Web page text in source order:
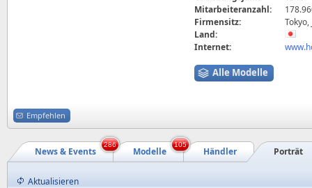
Mitarbeiteranzahl:
Firmensitz:
Tokyo,
Land:
Internet:
Alle Modelle
Empfehlen
Porträt
Händler
Modelle
News & Events
286 105
Aktualisieren